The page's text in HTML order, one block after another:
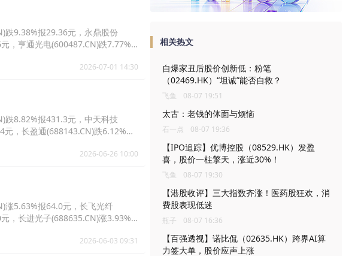
跌9.38%报29.36元，永鼎股份
，亨通光电(600487.CN)跌7.77%
2026-07-01 14:30
跌8.82%报431.3元，中天科技
，长盈通(688143.CN)跌6.12%报
2026-06-26 10:00
涨5.63%报64.0元，长飞光纤
，长进光子(688635.CN)涨3.93%
2026-06-03 09:31
相关热文
自爆家丑后股价创新低：粉笔
（02469.HK）“坦诚”能否自救？
飞鱼 08-07 19:51
太古：老钱的体面与烦恼
石一点 08-07 19:36
【IPO追踪】优博控股（08529.HK）发盈
喜，股价一柱擎天，涨近30%！
飞鱼 08-07 19:30
【港股收评】三大指数齐涨！医药股狂欢，消
费股表现低迷
瓶子 08-07 16:36
【百强透视】诺比侃（02635.HK）跨界AI算
力签大单，股价应声上涨